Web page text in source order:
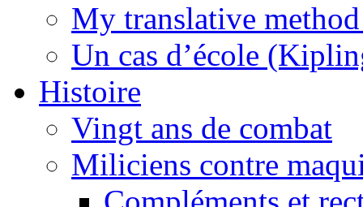
My translative
Un cas d’école
Histoire
Vingt ans de combat
Miliciens contre